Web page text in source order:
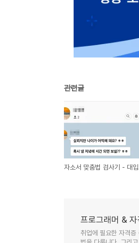
관련글
프로그래머 & 자
취업에 필요한 자격